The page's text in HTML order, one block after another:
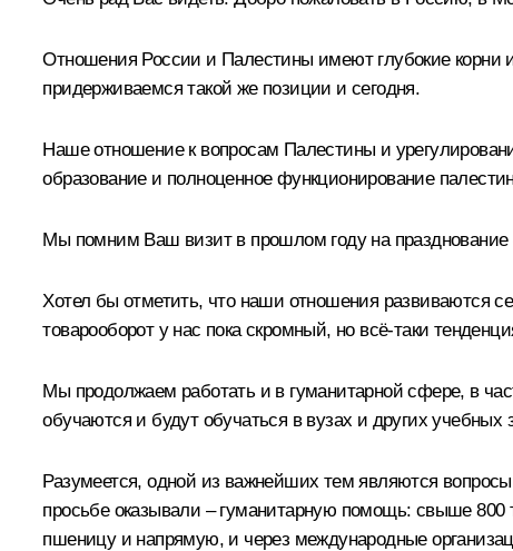
Отношения России и Палестины имеют глубокие корни
придерживаемся такой же позиции и сегодня.
Наше отношение к вопросам Палестины и
образование и полноценное функционирование
Мы помним Ваш визитв прошлом году на
Хотел бы отметить, что наши отношения развиваются
товарооборот у нас пока скромный, но всё-таки
Мы продолжаем работать и в гуманитарной сфере, в
обучаются и будут обучаться в вузах и других учебных
Разумеется, одной из важнейших тем являются
просьбе оказывали – гуманитарную помощь: свыше 800
пшеницу и напрямую, и через международные